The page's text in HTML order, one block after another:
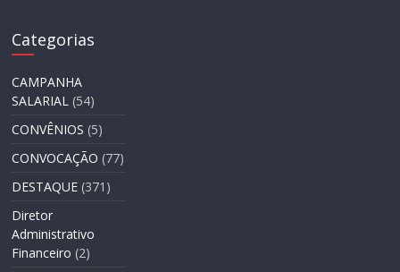
Categorias
CAMPANHA
SALARIAL (54)
CONVÊNIOS (5)
CONVOCAÇÃO (77)
DESTAQUE (371)
Diretor
Administrativo
Financeiro (2)